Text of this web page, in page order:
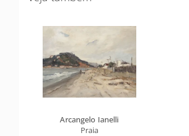
Arcangelo Ianelli
Praia